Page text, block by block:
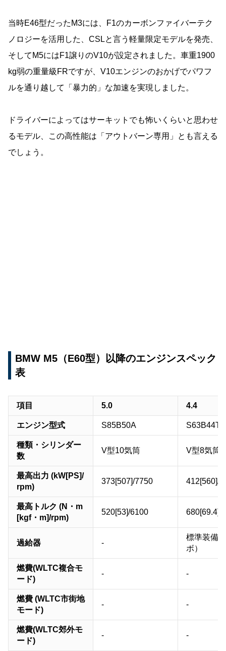
当時E46型だったM3には、F1のカーボンファイバーテク
ノロジーを活用した、CSLと言う軽量限定モデルを発売、
そしてM5にはF1譲りのV10が設定されました。車重1900
kg弱の重量級FRですが、V10エンジンのおかげでパワフ
ルを通り越して「暴力的」な加速を実現しました。
ドライバーによってはサーキットでも怖いくらいと思わせ
るモデル、この高性能は「アウトバーン専用」とも言える
でしょう。
BMW M5（E60型）以降のエンジンスペック
表
項目 5.0 4.4
エンジン型式 S85B50A S63B44T0
種類・シリンダー
数
V型10気筒 V型8気筒
最高出力 (kW[PS]/
rpm)
373[507]/7750 412[560]/
最高トルク (N・m
[kgf・m]/rpm)
520[53]/6100 680[69.4]/
過給器 -
標準装備
ボ）
燃費(WLTC複合モ
ード)
- -
燃費 (WLTC市街地
モード)
- -
燃費(WLTC郊外モ
ード)
- -